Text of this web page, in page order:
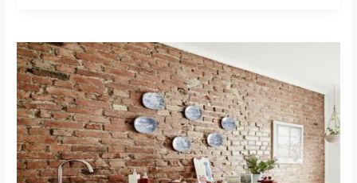
Wykorzystanie
cegły
we
wnętrzu
rustykalnym